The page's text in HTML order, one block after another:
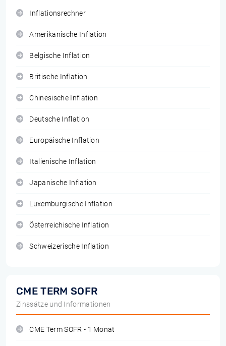
Inflationsrechner
Amerikanische Inflation
Belgische Inflation
Britische Inflation
Chinesische Inflation
Deutsche Inflation
Europäische Inflation
Italienische Inflation
Japanische Inflation
Luxemburgische Inflation
Österreichische Inflation
Schweizerische Inflation
CME TERM SOFR
Zinssätze und Informationen
CME Term SOFR - 1 Monat